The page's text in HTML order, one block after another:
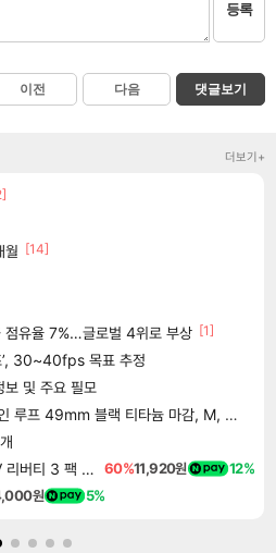
등록
이전 다음 댓글보기
더보기+
월 [14]
유율 7%…글로벌 4위로 부상 [1]
’, 30~40fps 목표 추정
보 및 주요 필모
49mm 블랙 티타늄 마감, M, 라이트 블루
디제이맥스 리스펙트 V V 리버티 3 팩 DJMAX RESPECT V V Liberty 3 Pack DLC 60%11,920원 12%
원 5%